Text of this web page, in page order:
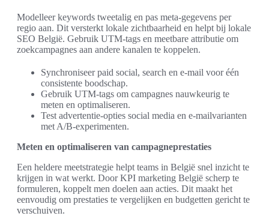
Modelleer keywords tweetalig en pas meta-gegevens per
regio aan. Dit versterkt lokale zichtbaarheid en helpt bij lokale
SEO België. Gebruik UTM-tags en meetbare attributie om
zoekcampagnes aan andere kanalen te koppelen.
Synchroniseer paid social, search en e-mail voor één
consistente boodschap.
Gebruik UTM-tags om campagnes nauwkeurig te
meten en optimaliseren.
Test advertentie-opties social media en e-mailvarianten
met A/B-experimenten.
Meten en optimaliseren van campagneprestaties
Een heldere meetstrategie helpt teams in België snel inzicht te
krijgen in wat werkt. Door KPI marketing België scherp te
formuleren, koppelt men doelen aan acties. Dit maakt het
eenvoudig om prestaties te vergelijken en budgetten gericht te
verschuiven.